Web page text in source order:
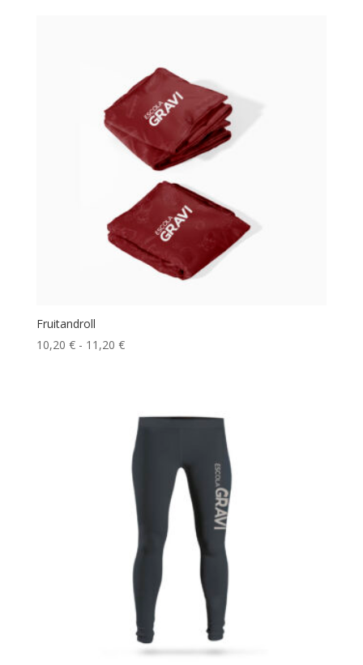
14,50 €
Fruitandroll
10,20 € - 11,20 €Rango
10,20 €
hasta
11,20 €